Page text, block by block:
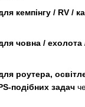
кемпінгу / RV /
човна / ехолота
роутера,
подібних задач